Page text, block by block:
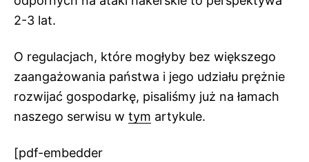
2-3 lat.
O regulacjach, które mogłyby bez większego
zaangażowania państwa i jego udziału prężnie
rozwijać gospodarkę, pisaliśmy już na łamach
naszego serwisu w tym artykule.
[pdf-embedder